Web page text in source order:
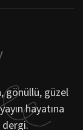
gönüllü, güzel
hayatına
dergi.